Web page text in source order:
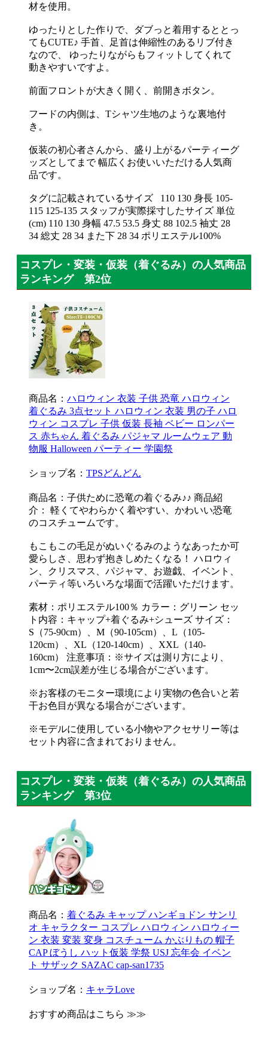
材を使用。
ゆったりとした作りで、ダブっと着用するととっ
てもCUTE♪ 手首、足首は伸縮性のあるリブ付き
なので、 ゆったりながらもフィットしてくれて
動きやすいですよ。
前面フロントが大きく開く、前開きボタン。
フードの内側は、Tシャツ生地のような裏地付
き。
仮装の初心者さんから、盛り上がるパーティーグ
ッズとしてまで 幅広くお使いいただける人気商
品です。
タグに記載されているサイズ 110 130 身長 105-
115 125-135 スタッフが実際採寸したサイズ 単位
(cm) 110 130 身幅 47.5 53.5 身丈 88 102.5 袖丈 28
34 総丈 28 34 また下 28 34 ポリエステル100%
コスプレ・変装・仮装（着ぐるみ）の人気商品
ランキング 第2位
商品名： ハロウィン 衣装 子供 恐竜 ハロウィン
着ぐるみ 3点セット ハロウィン 衣装 男の子 ハロ
ウィン コスプレ 子供 仮装 長袖 ベビー ロンパー
ス 赤ちゃん 着ぐるみ パジャマ ルームウェア 動
物服 Halloween パーティー 学園祭
ショップ名： TPSどんどん
商品名：子供ために恐竜の着ぐるみ♪♪ 商品紹
介： 軽くてやわらかく着やすい、かわいい恐竜
のコスチュームです。
もこもこの毛足がぬいぐるみのようなあったか可
愛らしさ、思わず抱きしめたくなる！ ハロウィ
ン、クリスマス、パジャマ、お遊戯、イベント、
パーティ等いろいろな場面で活躍いただけます。
素材：ポリエステル100％ カラー：グリーン セッ
ト内容：キャップ+着ぐるみ+シューズ サイズ：
S（75-90cm）、M（90-105cm）、L（105-
120cm）、XL（120-140cm）、XXL（140-
160cm） 注意事項：※サイズは測り方により、
1cm〜2cm誤差が生じる場合がございます。
※お客様のモニター環境により実物の色合いと若
干お色目が異なる場合がございます。
※モデルに使用している小物やアクセサリー等は
セット内容に含まれておりません。
コスプレ・変装・仮装（着ぐるみ）の人気商品
ランキング 第3位
商品名： 着ぐるみ キャップ ハンギョドン サンリ
オ キャラクター コスプレ ハロウィン ハロウィー
ン 衣装 変装 変身 コスチューム かぶりもの 帽子
CAP ぼうし ハット仮装 学祭 USJ 忘年会 イベン
ト サザック SAZAC cap-san1735
ショップ名： キャラLove
おすすめ商品はこちら ≫≫